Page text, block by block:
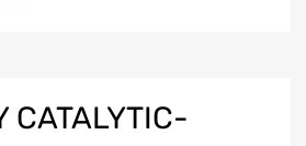
CATALYTIC-